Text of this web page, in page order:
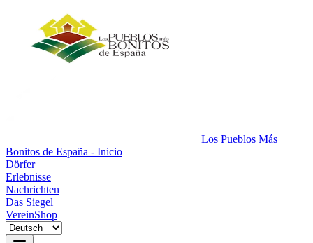
Los Pueblos Más
Bonitos de España - Inicio
Dörfer
Erlebnisse
Nachrichten
Das Siegel
VereinShop